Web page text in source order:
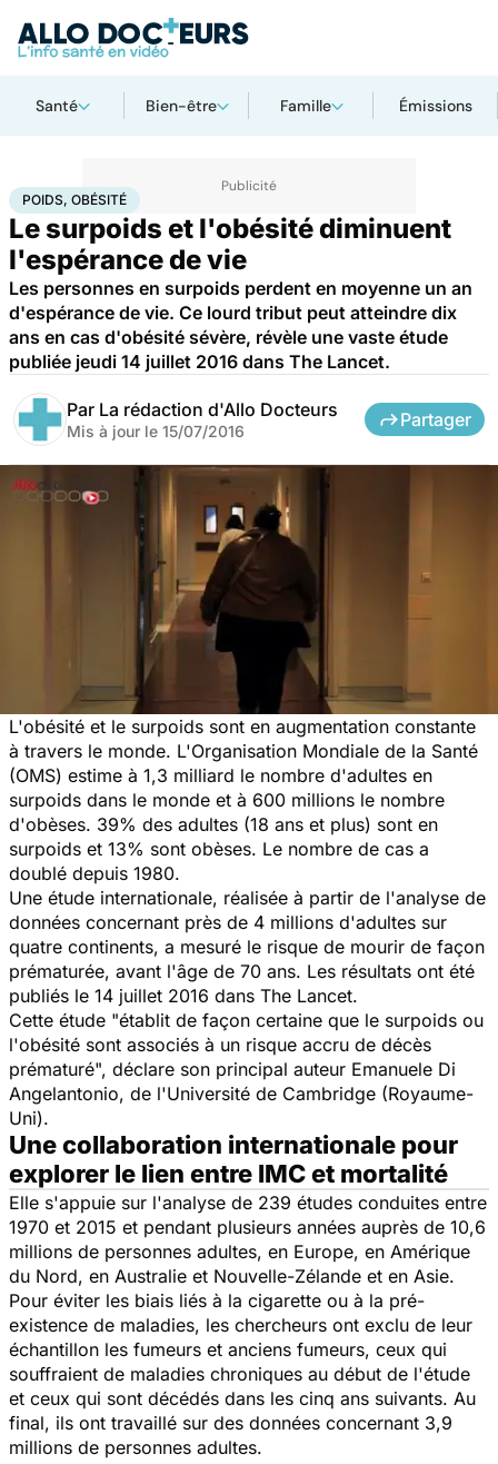
Santé Bien-être Famille Émissions
Accueil Bien-êtreNutrition Poids, obésité
POIDS, OBÉSITÉ
Le surpoids et l'obésité diminuent
l'espérance de vie
Les personnes en surpoids perdent en moyenne un an
d'espérance de vie. Ce lourd tribut peut atteindre dix
ans en cas d'obésité sévère, révèle une vaste étude
publiée jeudi 14 juillet 2016 dans The Lancet.
Par La rédaction d'Allo Docteurs
Mis à jour le 15/07/2016
Partager
L'obésité et le surpoids sont en augmentation constante
à travers le monde. L'Organisation Mondiale de la Santé
(OMS) estime à 1,3 milliard le nombre d'adultes en
surpoids dans le monde et à 600 millions le nombre
d'obèses. 39% des adultes (18 ans et plus) sont en
surpoids et 13% sont obèses. Le nombre de cas a
doublé depuis 1980.
Une étude internationale, réalisée à partir de l'analyse de
données concernant près de 4 millions d'adultes sur
quatre continents, a mesuré le risque de mourir de façon
prématurée, avant l'âge de 70 ans. Les résultats ont été
publiés le 14 juillet 2016 dans The Lancet.
Cette étude "établit de façon certaine que le surpoids ou
l'obésité sont associés à un risque accru de décès
prématuré", déclare son principal auteur Emanuele Di
Angelantonio, de l'Université de Cambridge (Royaume-
Uni).
Une collaboration internationale pour
explorer le lien entre IMC et mortalité
Elle s'appuie sur l'analyse de 239 études conduites entre
1970 et 2015 et pendant plusieurs années auprès de 10,6
millions de personnes adultes, en Europe, en Amérique
du Nord, en Australie et Nouvelle-Zélande et en Asie.
Pour éviter les biais liés à la cigarette ou à la pré-
existence de maladies, les chercheurs ont exclu de leur
échantillon les fumeurs et anciens fumeurs, ceux qui
souffraient de maladies chroniques au début de l'étude
et ceux qui sont décédés dans les cinq ans suivants. Au
final, ils ont travaillé sur des données concernant 3,9
millions de personnes adultes.